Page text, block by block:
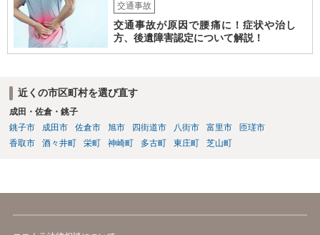
交通事故
交通事故が原因で腰痛に！症状や治し
方、後遺障害認定について解説！
近くの市区町村を選び直す
成田・佐倉・銚子
銚子市
成田市 佐倉市 旭市 四街道市 八街市 富里市
匝瑳市
香取市
酒々井町 栄町 神崎町 多古町 東庄町 芝山町